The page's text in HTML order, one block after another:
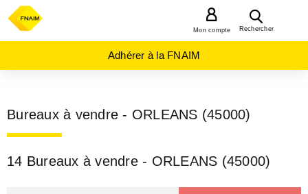
Rechercher
Mon compte
Adhérer à la FNAIM
Bureaux à vendre - ORLEANS (45000)
14 Bureaux à vendre - ORLEANS (45000)